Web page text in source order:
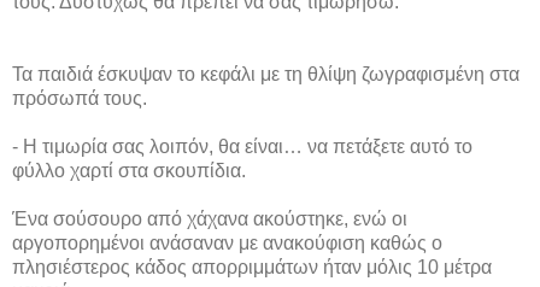
Τα παιδιά έσκυψαν το κεφάλι με τη θλίψη ζωγραφισμένη στα
πρόσωπά τους.
- Η τιμωρία σας λοιπόν, θα είναι… να πετάξετε αυτό το
φύλλο χαρτί στα σκουπίδια.
Ένα σούσουρο από χάχανα ακούστηκε, ενώ οι
αργοπορημένοι ανάσαναν με ανακούφιση καθώς ο
πλησιέστερος κάδος απορριμμάτων ήταν μόλις 10 μέτρα